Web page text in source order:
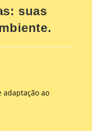
suas
adaptação ao